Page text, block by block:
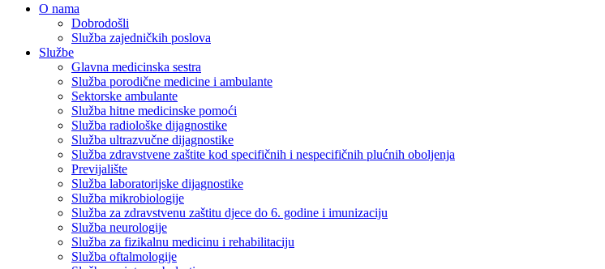
O nama
Dobrodošli
Služba zajedničkih poslova
Službe
Glavna medicinska sestra
Služba porodične medicine i ambulante
Sektorske ambulante
Služba hitne medicinske pomoći
Služba radiološke dijagnostike
Služba ultrazvučne dijagnostike
Služba zdravstvene zaštite kod specifičnih i nespecifičnih plućnih oboljenja
Previjalište
Služba laboratorijske dijagnostike
Služba mikrobiologije
Služba za zdravstvenu zaštitu djece do 6. godine i imunizaciju
Služba neurologije
Služba za fizikalnu medicinu i rehabilitaciju
Služba oftalmologije